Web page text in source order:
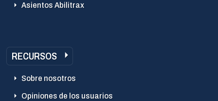
Asientos Abilitrax
RECURSOS
Sobre nosotros
Opiniones de los usuarios